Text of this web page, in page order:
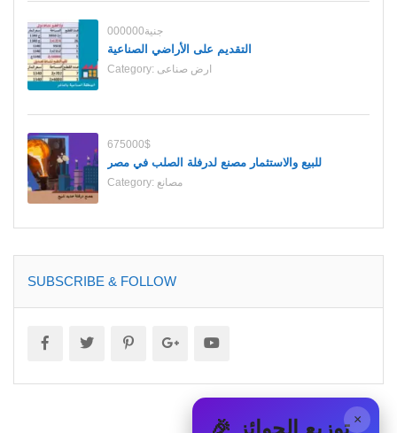
000000جنية
التقديم على الأراضي الصناعية
Category: ارض صناعى
675000$
للبيع والاستثمار مصنع لدرفلة الصلب في مصر
Category: مصانع
SUBSCRIBE & FOLLOW
× 🎉 توزيع الجوائز